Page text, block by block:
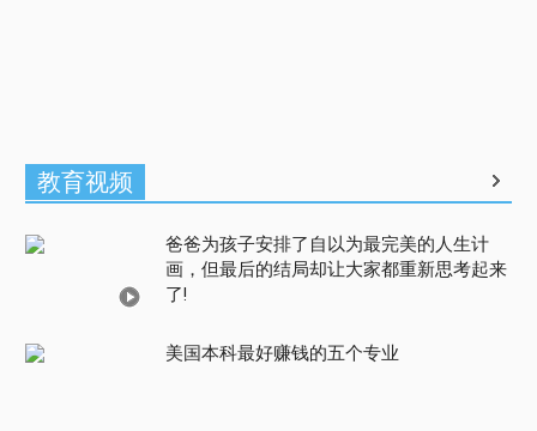
教育视频
爸爸为孩子安排了自以为最完美的人生计
画，但最后的结局却让大家都重新思考起来
了!
美国本科最好赚钱的五个专业